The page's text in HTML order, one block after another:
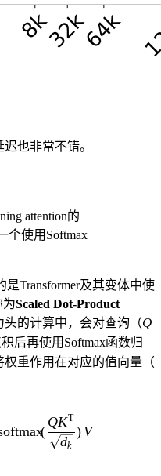
也非常不错。
attention的
个使用Softmax
是Transformer及其变体中使
为Scaled Dot-Product
的计算中，会对查询（Q
Q
后再使用Softmax函数归
重作用在对应的值向量（
=
(
dk
QKT
) V